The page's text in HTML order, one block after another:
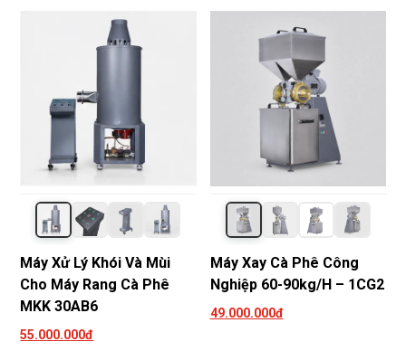
Máy Xử Lý Khói Và Mùi
Cho Máy Rang Cà Phê
MKK 30AB6
55.000.000đ
Máy Xay Cà Phê Công
Nghiệp 60-90kg/h – 1CG2
49.000.000đ